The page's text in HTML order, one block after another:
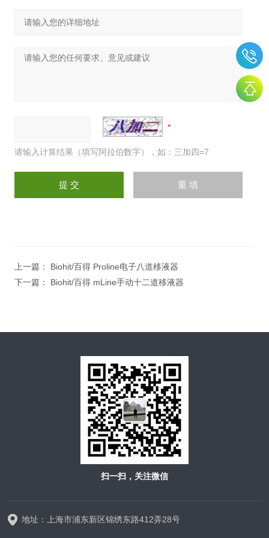
请输入计算结果（填写阿拉伯数字），如：三加四=7
上一篇： Biohit/百得 Proline电子八道移液器
下一篇： Biohit/百得 mLine手动十二道移液器
扫一扫，关注微信
地址：上海市浦东新区锦绣东路412弄28号